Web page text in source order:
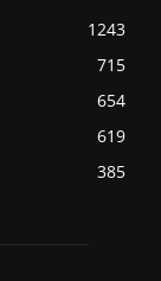
1243
715
654
619
385